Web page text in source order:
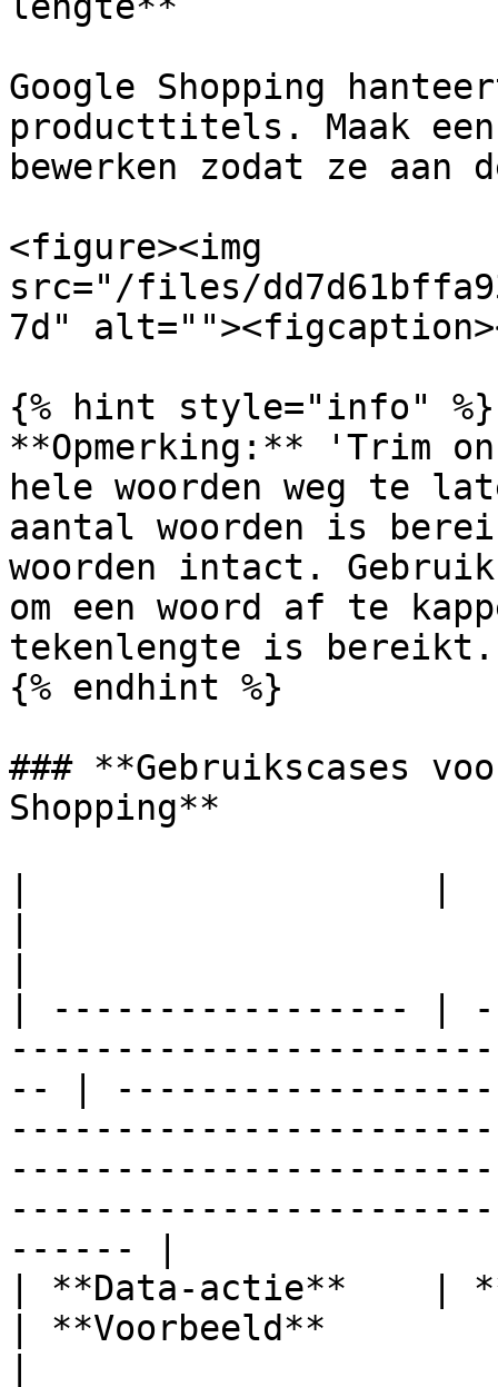
Google Shopping
producttitels. Maak
bewerken zodat ze
<figure><img
src="/files/
7d"
{% hint style="info" %}
**Opmerking:** 'Trim
hele woorden weg te
aantal woorden is
woorden intact.
om een woord af te
tekenlengte is bereikt.
{% endhint %}
### **Gebruikscases
Shopping**
| ----------------- |
-- |
------ |
| **Data-actie**    |
| **Voorbeeld**